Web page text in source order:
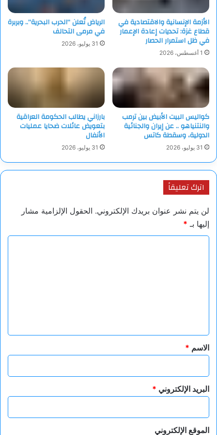
الأزمة الإنسانية والاقتصادية في
قطاع غزة: تحديات إعادة الإعمار
في ظل استمرار الحصار
1 أغسطس، 2026
الرياض تُعلن “الحرب البحرية”.. وبربرة
في مرمى التحالف
31 يوليو، 2026
كواليس البيت الأبيض بين ترمب
والنتنياهو .. عن إيران والجنائية
الدولية، وسقطة كاتس
31 يوليو، 2026
بارزاني يطالب الحكومة العراقية
بتعويض عائلات ضحايا عمليات
الأنفال
31 يوليو، 2026
اترك تعليقاً
لن يتم نشر عنوان بريدك الإلكتروني. الحقول الإلزامية مشار
إليها بـ *
*
الاسم *
البريد الإلكتروني *
الموقع الإلكتروني